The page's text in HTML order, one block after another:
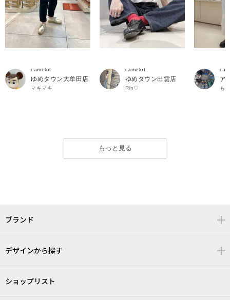
camelot
ゆめタウン大牟田店
マキマキ
camelot
ゆめタウン出雲店
Rin♡
ア
も
もっと見る
ブランド
デザインから探す
ショップリスト